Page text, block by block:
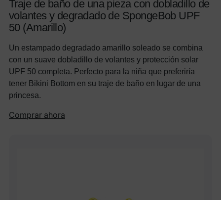
Traje de baño de una pieza con dobladillo de
volantes y degradado de SpongeBob UPF
50 (Amarillo)
Un estampado degradado amarillo soleado se combina
con un suave dobladillo de volantes y protección solar
UPF 50 completa. Perfecto para la niña que preferiría
tener Bikini Bottom en su traje de baño en lugar de una
princesa.
Comprar ahora